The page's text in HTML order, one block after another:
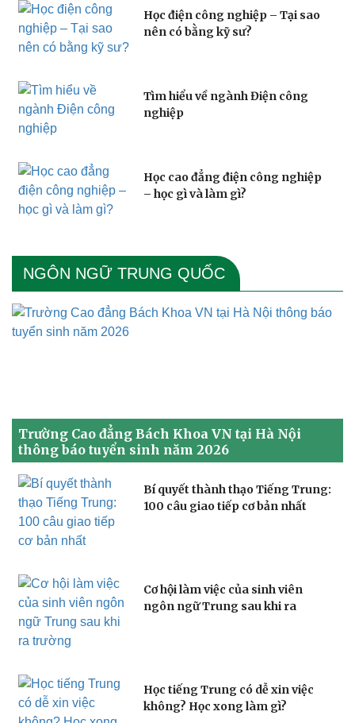
Học điện công nghiệp – Tại sao
nên có bằng kỹ sư?
Tìm hiểu về ngành Điện công
nghiệp
Học cao đẳng điện công nghiệp
– học gì và làm gì?
NGÔN NGỮ TRUNG QUỐC
Trường Cao đẳng Bách Khoa VN tại Hà Nội
thông báo tuyển sinh năm 2026
Bí quyết thành thạo Tiếng Trung:
100 câu giao tiếp cơ bản nhất
Cơ hội làm việc của sinh viên
ngôn ngữ Trung sau khi ra
Học tiếng Trung có dễ xin việc
không? Học xong làm gì?